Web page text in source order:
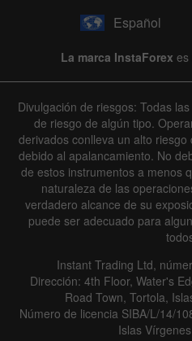
Español
La marca InstaForex es
Divulgación de riesgos: Todas
de riesgo de algún tipo.
derivados conlleva un alto
debido al apalancamiento. No
de estos instrumentos a menos
naturaleza de las
verdadero alcance de su
puede ser adecuado para
Instant Trading Ltd,
Dirección: 4th Floor, Water's
Road Town, Tortola,
Número de licencia SIBA/L/14/
Islas